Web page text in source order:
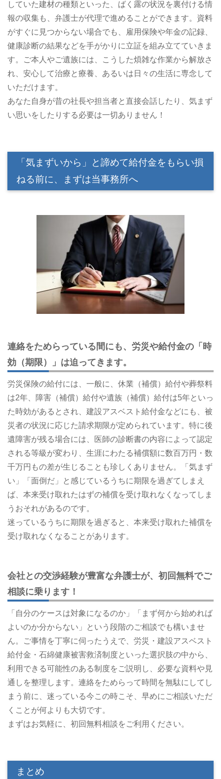
していた建材の種類といった、ばく露の状況を裏付ける情
報の収集も、弁護士が代理で進めることができます。資料
がすぐに見つからない場合でも、雇用保険や年金の記録、
健康診断の結果などを手がかりに立証を組み立てていきま
す。ご本人やご遺族には、こうした煩雑な作業から解放さ
れ、安心して治療と療養、あるいは日々の生活に専念して
いただけます。
あなた自身が昔の社長や担当者と直接会話したり、気まず
い思いをしたりする必要は一切ありません！
「気まずいから」と諦めて給付金をもらい損
ねる前に、まずは当事務所へ
連絡をためらっている間にも、労災や給付金の「時
効（期限）」は迫ってきます。
労災保険の給付には、一般に、休業（補償）給付や葬祭料
は2年、障害（補償）給付や遺族（補償）給付は5年といっ
た時効があるとされ、建設アスベスト給付金などにも、被
災者の状況に応じた請求期限が定められています。特に後
遺障害が残る場合には、医師の診断書の内容によって認定
される等級が変わり、生涯にわたる補償額に数百万円・数
千万円もの差が生じることも珍しくありません。「気まず
い」「面倒だ」と感じているうちに期限を過ぎてしまえ
ば、本来受け取れたはずの補償を受け取れなくなってしま
うおそれがあるのです。
迷っているうちに期限を過ぎると、本来受け取れた補償を
受け取れなくなることがあります。
会社との交渉経験が豊富な弁護士が、初回無料でご
相談に乗ります！
「自分のケースは対象になるのか」「まず何から始めれば
よいのか分からない」という段階のご相談でも構いませ
ん。ご事情を丁寧に伺ったうえで、労災・建設アスベスト
給付金・石綿健康被害救済制度といった選択肢の中から、
利用できる可能性のある制度をご説明し、必要な資料や見
通しを整理します。連絡をためらって時間を無駄にしてし
まう前に、迷っている今この時こそ、早めにご相談いただ
くことが何よりも大切です。
まずはお気軽に、初回無料相談をご利用ください。
まとめ